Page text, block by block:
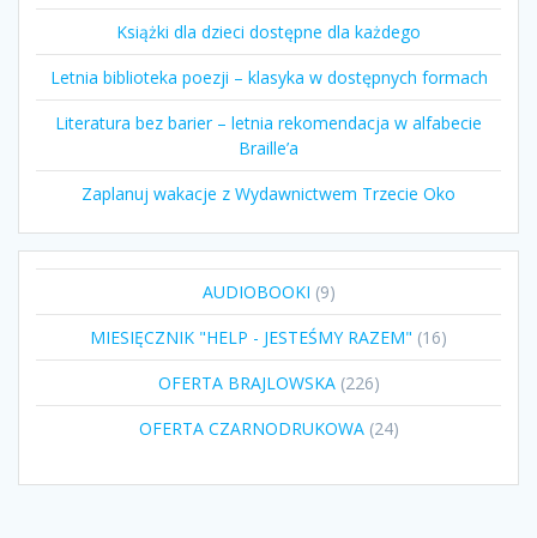
Książki dla dzieci dostępne dla każdego
Letnia biblioteka poezji – klasyka w dostępnych formach
Literatura bez barier – letnia rekomendacja w alfabecie
Braille’a
Zaplanuj wakacje z Wydawnictwem Trzecie Oko
AUDIOBOOKI 99
produktów
MIESIĘCZNIK "HELP - JESTEŚMY RAZEM" 1616
produktów
OFERTA BRAJLOWSKA 226226
produktów
OFERTA CZARNODRUKOWA 2424